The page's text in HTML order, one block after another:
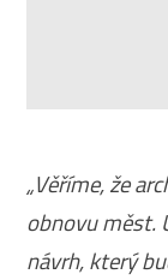
„Věříme, že
obnovu měst.
návrh, který